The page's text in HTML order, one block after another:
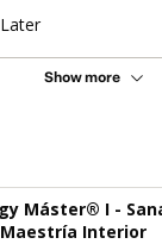
Show more
Máster® I -
Interior